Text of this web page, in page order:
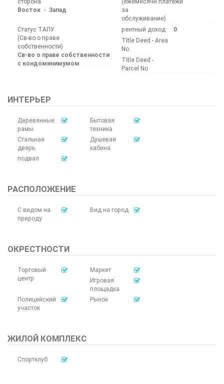
Восток
Запад
за
обслуживание)
Статус ТАПУ
(Св-во о праве
собственности)
Св-во о праве собственности
с кондоминимумом
рентный доход
0
Title Deed - Area
No
Title Deed -
Parcel No
ИНТЕРЬЕР
Деревянные
рамы
Бытовая
техника
Стальная
дверь
Душевая
кабина
подвал
РАСПОЛОЖЕНИЕ
С видом на
природу
Вид на город
ОКРЕСТНОСТИ
Торговый
центр
Маркет
Игровая
площадка
Полицейский
участок
Рынок
ЖИЛОЙ КОМПЛЕКС
Спортклуб